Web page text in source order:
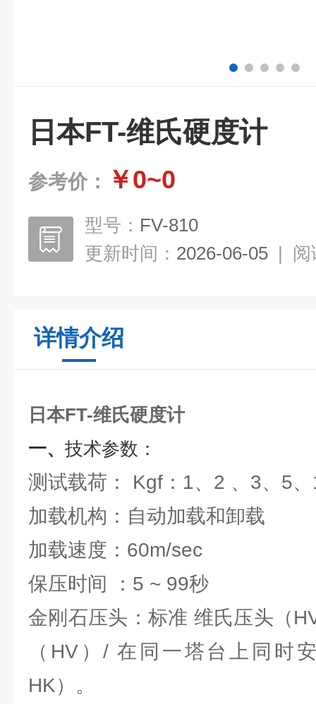
日本FT-维氏硬度计
参考价： ￥0~0
型号： FV-810
更新时间： 2026-06-05 | 阅
详情介绍
日本FT-维氏硬度计
一、 技术参数：
测试载荷： Kgf：1、2 、3、5
加载机构：自动加载和卸载
加载速度：60m/sec
保压时间 ：5 ~ 99秒
金刚石压头：标准 维氏压头（
（HV）/ 在同一塔台上同时
HK）。